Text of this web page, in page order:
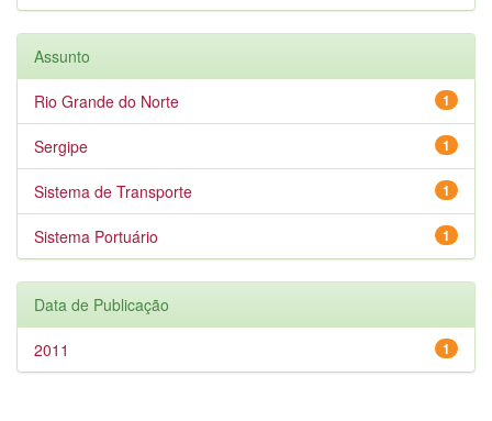
Assunto
1
Rio Grande do Norte
1
Sergipe
1
Sistema de Transporte
1
Sistema Portuário
Data de Publicação
1
2011